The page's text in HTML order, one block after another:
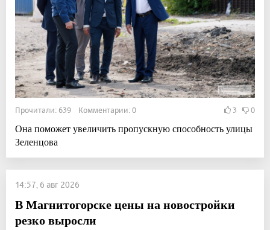
Прочитали: 639 Комментарии: 0 3 0
Она поможет увеличить пропускную способность улицы
Зеленцова
14:57, 6 авг 2026
В Магнитогорске цены на новостройки
резко выросли